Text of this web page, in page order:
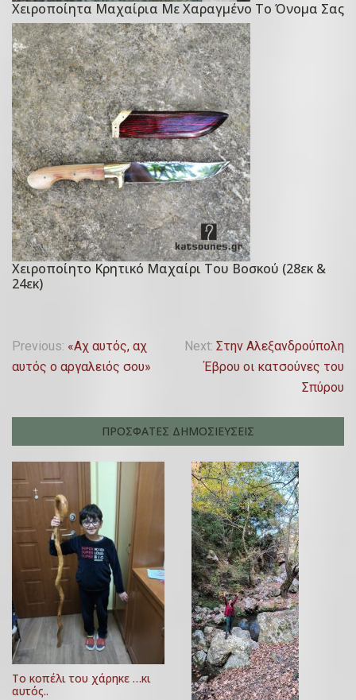
Μ
α
ΐ
ο
υ
,
2
0
2
0
P
o
s
t
e
d
o
n
1
Α
π
ρ
ι
λ
υ
,
0
Χειροποίητα Μαχαίρια Με Χαραγμένο Το Όνομα Σας
P
o
e
d
n
Μ
α
2
0
2
0
Χειροποίητο Κρητικό Μαχαίρι Του Βοσκού (28εκ &
24εκ)
Π
λ
ο
ή
γ
η
σ
η
ά
ρ
θ
ρ
Previous: «Αχ αυτός, αχ
αυτός ο αργαλειός σου»
Next: Στην Αλεξανδρούπολη
Έβρου οι κατσούνες του
Σπύρου
ΠΡΟΣΦΑΤΕΣ ΔΗΜΟΣΙΕΥΣΕΙΣ
Το κοπέλι του χάρηκε …κι
αυτός..